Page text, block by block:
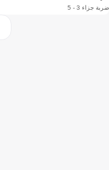
ضربة جزاء 3 - 5